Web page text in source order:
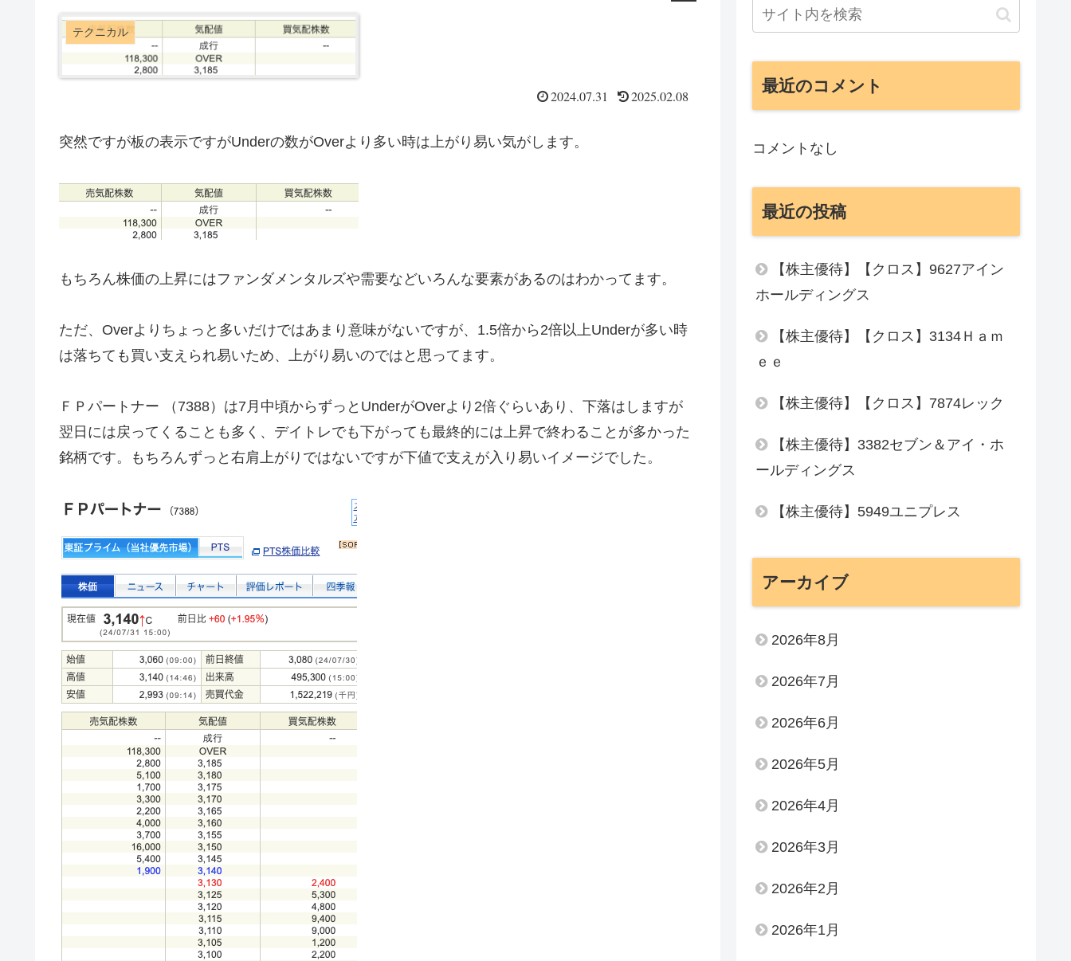
テクニカル
2024.07.31 2025.02.08
突然ですが板の表示ですがUnderの数がOverより多い時は上がり易い気がします。
もちろん株価の上昇にはファンダメンタルズや需要などいろんな要素があるのはわかってます。
ただ、Overよりちょっと多いだけではあまり意味がないですが、1.5倍から2倍以上Underが多い時
は落ちても買い支えられ易いため、上がり易いのではと思ってます。
ＦＰパートナー （7388）は7月中頃からずっとUnderがOverより2倍ぐらいあり、下落はしますが
翌日には戻ってくることも多く、デイトレでも下がっても最終的には上昇で終わることが多かった
銘柄です。もちろんずっと右肩上がりではないですが下値で支えが入り易いイメージでした。
最近のコメント
コメントなし
最近の投稿
【株主優待】【クロス】9627アイン
ホールディングス
【株主優待】【クロス】3134Ｈａｍ
ｅｅ
【株主優待】【クロス】7874レック
【株主優待】3382セブン＆アイ・ホ
ールディングス
【株主優待】5949ユニプレス
アーカイブ
2026年8月
2026年7月
2026年6月
2026年5月
2026年4月
2026年3月
2026年2月
2026年1月